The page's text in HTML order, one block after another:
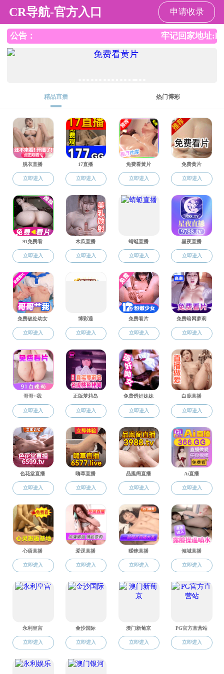
a片无码
a片无码 党建工作
人才培养
本科生教育
专业介绍
通知公告
规章制度
常用下载
研究生教育
硕士点介绍
导师介绍
培养方案
通知公告
规章制度
地址：山东省济南市舜耕路13号